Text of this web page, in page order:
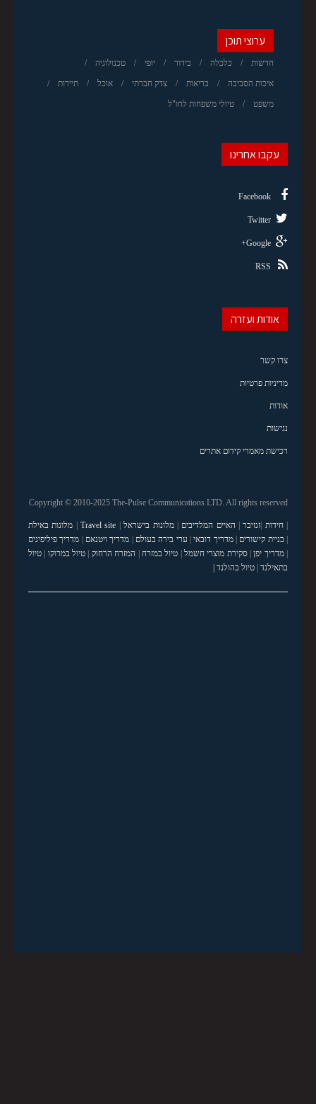
ערוצי תוכן
חדשות כלכלה בידור יופי טכנולוגיה
איכות הסביבה בריאות צדק חברתי אוכל תיירות
משפט טיולי משפחות לחו"ל
עקבו אחרינו
Facebook
Twitter
Google+
RSS
אודות ועזרה
צרו קשר
מדיניות פרטיות
אודות
נגישות
רכישת מאמרי קידום אתרים
Copyright © 2010-2025 The-Pulse Communications LTD. All rights reserved
|חידות זנזיבר| האיים המלדיבים |מלונות בישראל|
Travel site
| מלונות באילת
|בניית קישורים |מדריך דובאי| ערי בירה בעולם מדריך ויטנאם
מדריך פיליפינים
|מדריך יפן|סקירת מוצרי חשמל טיול במזרח המזרח הרחוק טיול במרוקו
טיול
בתאילנד טיול בהולנד |